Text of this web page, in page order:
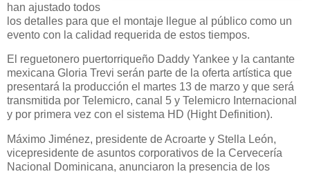
han ajustado todos
los detalles para que el montaje llegue al público como un
evento con la calidad requerida de estos tiempos.
El reguetonero puertorriqueño Daddy Yankee y la cantante
mexicana Gloria Trevi serán parte de la oferta artística que
presentará la producción el martes 13 de marzo y que será
transmitida por Telemicro, canal 5 y Telemicro Internacional
y por primera vez con el sistema HD (Hight Definition).
Máximo Jiménez, presidente de Acroarte y Stella León,
vicepresidente de asuntos corporativos de la Cervecería
Nacional Dominicana, anunciaron la presencia de los